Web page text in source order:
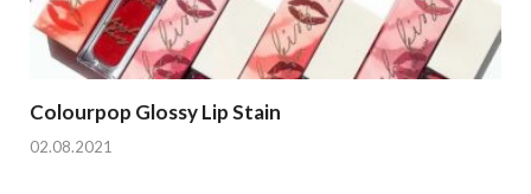
Colourpop Glossy Lip Stain
02.08.2021